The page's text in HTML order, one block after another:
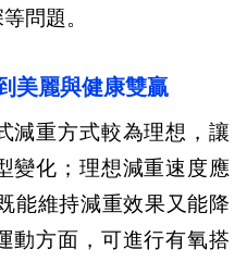
問題。
美麗與健康雙贏
減重方式較為理想，讓
變化；理想減重速度應
能維持減重效果又能降
動方面，可進行有氧搭